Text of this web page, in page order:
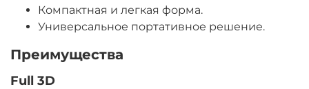
Компактная и легкая форма.
Универсальное портативное решение.
Преимущества
Full 3D